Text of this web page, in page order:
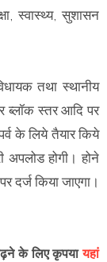
स्वास्थ्य, सुशासन
तथा स्थानीय
ब्लॉक स्तर आदि पर
के लिये तैयार किये
अपलोड होगी। होने
दर्ज किया जाएगा।
के लिए कृपयायहां